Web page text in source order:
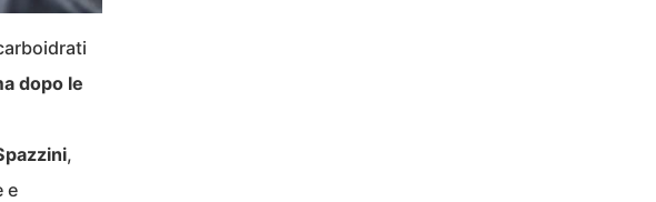
dopo le
,
e